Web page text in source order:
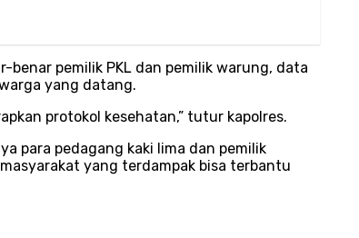
pemilik PKL dan pemilik warung, data
yang datang.
protokol kesehatan,” tutur kapolres.
para pedagang kaki lima dan pemilik
yang terdampak bisa terbantu